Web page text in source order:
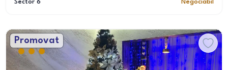
Sector 6
Negociabil
Promovat